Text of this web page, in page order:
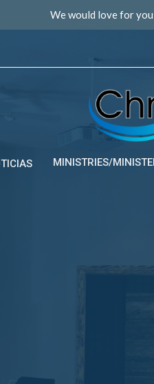
We would love for
MINISTRIES/